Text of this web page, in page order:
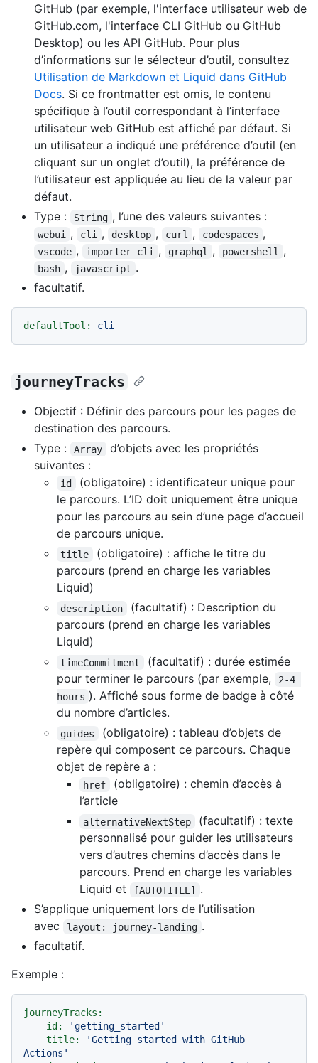
GitHub (par exemple, l'interface utilisateur web de
GitHub.com, l'interface CLI GitHub ou GitHub
Desktop) ou les API GitHub. Pour plus
d’informations sur le sélecteur d’outil, consultez
Utilisation de Markdown et Liquid dans GitHub
Docs. Si ce frontmatter est omis, le contenu
spécifique à l’outil correspondant à l’interface
utilisateur web GitHub est affiché par défaut. Si
un utilisateur a indiqué une préférence d’outil (en
cliquant sur un onglet d’outil), la préférence de
l’utilisateur est appliquée au lieu de la valeur par
défaut.
Type :
String , l’une des valeurs suivantes :
webui , cli , desktop , curl , codespaces ,
vscode , importer_cli , graphql , powershell ,
bash , javascript .
facultatif.
defaultTool: cli
journeyTracks
Objectif : Définir des parcours pour les pages de
destination des parcours.
Type :
Array
d’objets avec les propriétés
suivantes :
id
(obligatoire) : identificateur unique pour
le parcours. L’ID doit uniquement être unique
pour les parcours au sein d’une page d’accueil
de parcours unique.
title
(obligatoire) : affiche le titre du
parcours (prend en charge les variables
Liquid)
description
(facultatif) : Description du
parcours (prend en charge les variables
Liquid)
timeCommitment
(facultatif) : durée estimée
pour terminer le parcours (par exemple,
2-4
hours ). Affiché sous forme de badge à côté
du nombre d’articles.
guides
(obligatoire) : tableau d’objets de
repère qui composent ce parcours. Chaque
objet de repère a :
href
(obligatoire) : chemin d’accès à
l’article
alternativeNextStep
(facultatif) : texte
personnalisé pour guider les utilisateurs
vers d’autres chemins d’accès dans le
parcours. Prend en charge les variables
Liquid et
[AUTOTITLE] .
S’applique uniquement lors de l’utilisation
avec
layout: journey-landing .
facultatif.
Exemple :
journeyTracks:
-
id:
'getting_started'
title:
'Getting started with GitHub
Actions'